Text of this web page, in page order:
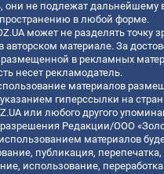
они не подлежат дальнейшему
в любой форме.
может не разделять точку
материале. За
в рекламных
несет рекламодатель.
материалов
гиперссылки на
или любого другого
Редакции/ООО
материалов
публикация,
использование,